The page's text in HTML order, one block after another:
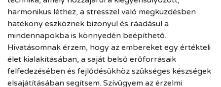
harmonikus léthez, a stresszel való megküzdésben
hatékony eszköznek bizonyul és ráadásul a
mindennapokba is könnyedén beépíthető.
Hivatásomnak érzem, hogy az embereket egy értékteli
élet kialakításában, a saját belső erőforrásaik
felfedezésében és fejlődésükhöz szükséges készségek
elsajátításában segítsem. Szívügyem az érzelmi